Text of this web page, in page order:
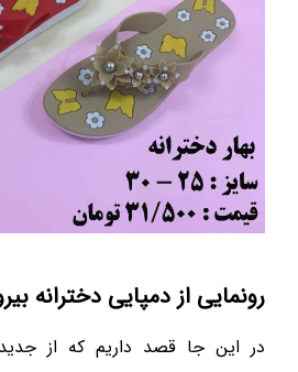
رونمایی از دمپایی دخترانه بیرونی 2024
در این جا قصد داریم که از